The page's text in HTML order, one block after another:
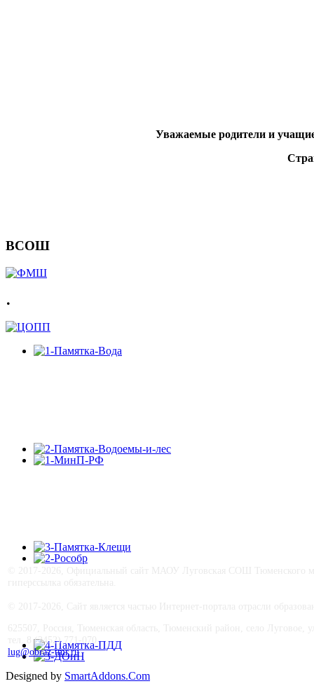
Уважаемые родители и
ВСОШ
.
тел. 8 (3452) 771-070
lug@obraz-tmr.ru
Designed by SmartAddons.Com